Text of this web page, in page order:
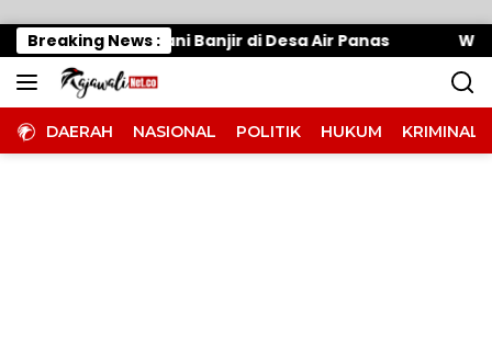
Breaking News :
Tangani Banjir di Desa Air Panas Warung
DAERAH NASIONAL POLITIK HUKUM KRIMINAL